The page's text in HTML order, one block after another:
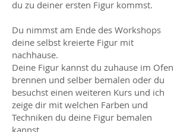
du zu deiner ersten Figur kommst.
Du nimmst am Ende des Workshops
deine selbst kreierte Figur mit
nachhause.
Deine Figur kannst du zuhause im Ofen
brennen und selber bemalen oder du
besuchst einen weiteren Kurs und ich
zeige dir mit welchen Farben und
Techniken du deine Figur bemalen
kannst.